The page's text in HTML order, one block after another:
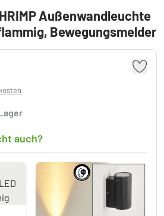
Außenwandleuchte
Bewegungsmelder
auch?